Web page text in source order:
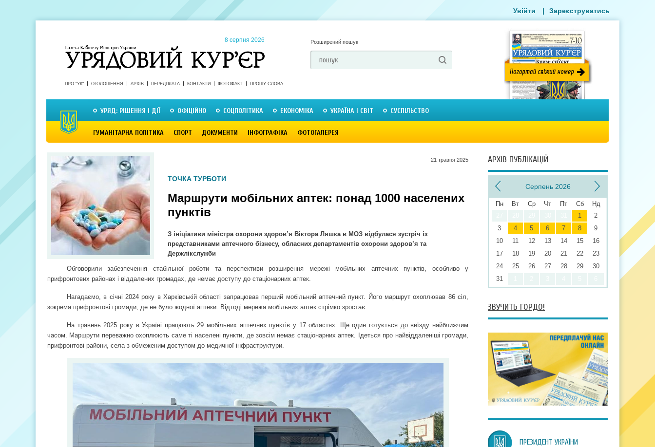
8 серпня 2026 Розширений пошук
ПРО "УК" ОГОЛОШЕННЯ АРХІВ ПЕРЕДПЛАТА КОНТАКТИ ФОТОФАКТ ПРОШУ СЛОВА
УРЯД: РІШЕННЯ І ДІЇ ОФІЦІЙНО СОЦПОЛІТИКА ЕКОНОМІКА УКРАЇНА І СВІТ СУСПІЛЬСТВО
ГУМАНІТАРНА ПОЛІТИКА СПОРТ ДОКУМЕНТИ ІНФОГРАФІКА ФОТОГАЛЕРЕЯ
Увійти | Зареєструватись
21 травня 2025
ТОЧКА ТУРБОТИ
Маршрути мобільних аптек: понад 1000 населених
пунктів
З ініціативи міністра охорони здоров’я Віктора Ляшка в МОЗ відбулася зустріч із
представниками аптечного бізнесу, обласних департаментів охорони здоров’я та
Держлікслужби
Обговорили забезпечення стабільної роботи та перспективи розширення мережі мобільних аптечних пунктів, особливо у
прифронтових районах і віддалених громадах, де немає доступу до стаціонарних аптек.
Нагадаємо, в січні 2024 року в Харківській області запрацював перший мобільний аптечний пункт. Його маршрут охоплював 86 сіл,
зокрема прифронтові громади, де не було жодної аптеки. Відтоді мережа мобільних аптек стрімко зростає.
На травень 2025 року в Україні працюють 29 мобільних аптечних пунктів у 17 областях. Ще один готується до виїзду найближчим
часом. Маршрути переважно охоплюють саме ті населені пункти, де зовсім немає стаціонарних аптек. Ідеться про найвіддаленіші громади,
прифронтові райони, села з обмеженим доступом до медичної інфраструктури.
АРХІВ ПУБЛІКАЦІЙ
Серпень 2026
Пн Вт Ср Чт Пт Сб
Нд
1
2
3
4 5 6 7 8
9
10
11 12 13 14 15
16
17
18 19 20 21 22
23
24
25 26 27 28 29
30
31
ЗВУЧИТЬ ГОРДО!
ПРЕЗИДЕНТ УКРАЇНИ